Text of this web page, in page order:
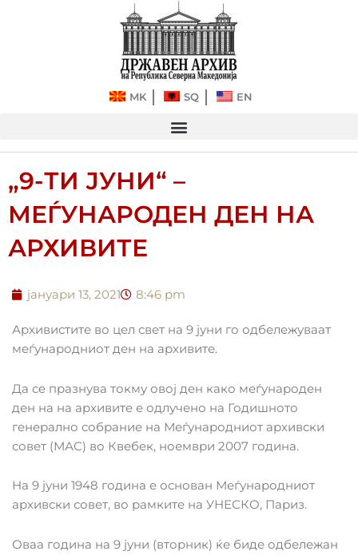
MK SQ EN
„9-ТИ ЈУНИ“ –
МЕЃУНАРОДЕН ДЕН НА
АРХИВИТЕ
јануари 13, 2021 8:46 pm
Архивистите во цел свет на 9 јуни го одбележуваат
меѓународниот ден на архивите.
Да се празнува токму овој ден како меѓународен
ден на на архивите е одлучено на Годишното
генерално собрание на Меѓународниот архивски
совет (МАС) во Квебек, ноември 2007 година.
На 9 јуни 1948 година е основан Меѓународниот
архивски совет, во рамките на УНЕСКО, Париз.
Оваа година на 9 јуни (вторник) ќе биде одбележан